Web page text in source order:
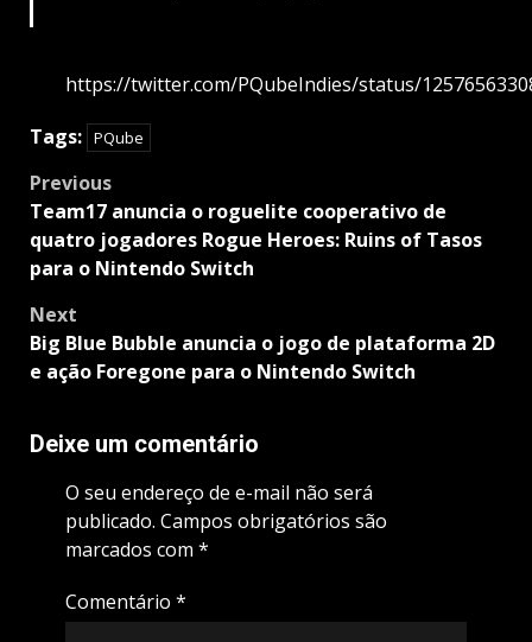
https://twitter.com/PQubeIndies/status/
Tags: PQube
Post
navigation
Previous
Team17 anuncia o roguelite cooperativo de
quatro jogadores Rogue Heroes: Ruins of Tasos
para o Nintendo Switch
Next
Big Blue Bubble anuncia o jogo de plataforma 2D
e ação Foregone para o Nintendo Switch
Deixe um comentário
O seu endereço de e-mail não será
publicado. Campos obrigatórios são
marcados com *
Comentário *